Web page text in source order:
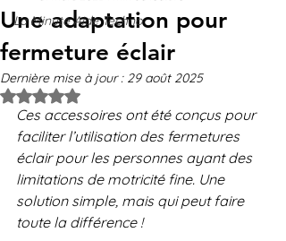
La Minute Aide Techno
Une adaptation pour
fermeture éclair
Dernière mise à jour : 29 août 2025
Noté NaN étoiles sur 5.
Ces accessoires ont été conçus pour
faciliter l’utilisation des fermetures
éclair pour les personnes ayant des
limitations de motricité fine. Une
solution simple, mais qui peut faire
toute la différence !